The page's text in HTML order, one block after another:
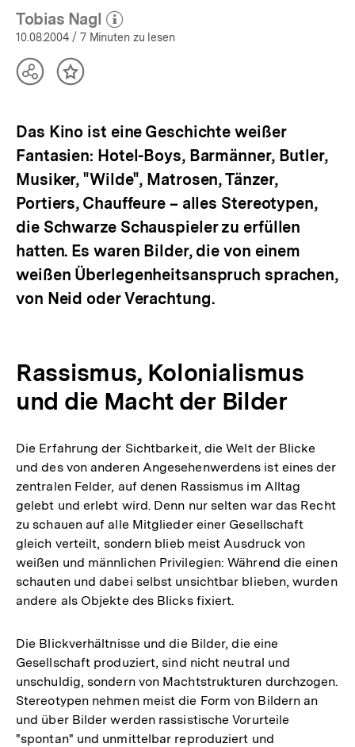
Tobias Nagl
(Mehr zum Autor)
öffnen
10.08.2004 / 7 Minuten zu lesen
TeilenInhalt
Das Kino ist eine Geschichte weißer
Fantasien: Hotel-Boys, Barmänner, Butler,
Musiker, "Wilde", Matrosen, Tänzer,
Portiers, Chauffeure – alles Stereotypen,
die Schwarze Schauspieler zu erfüllen
hatten. Es waren Bilder, die von einem
weißen Überlegenheitsanspruch sprachen,
von Neid oder Verachtung.
Rassismus, Kolonialismus
und die Macht der Bilder
Die Erfahrung der Sichtbarkeit, die Welt der Blicke
und des von anderen Angesehenwerdens ist eines der
zentralen Felder, auf denen Rassismus im Alltag
gelebt und erlebt wird. Denn nur selten war das Recht
zu schauen auf alle Mitglieder einer Gesellschaft
gleich verteilt, sondern blieb meist Ausdruck von
weißen und männlichen Privilegien: Während die einen
schauten und dabei selbst unsichtbar blieben, wurden
andere als Objekte des Blicks fixiert.
Die Blickverhältnisse und die Bilder, die eine
Gesellschaft produziert, sind nicht neutral und
unschuldig, sondern von Machtstrukturen durchzogen.
Stereotypen nehmen meist die Form von Bildern an
und über Bilder werden rassistische Vorurteile
"spontan" und unmittelbar reproduziert und